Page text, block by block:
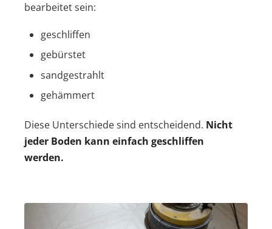
bearbeitet sein:
geschliffen
gebürstet
sandgestrahlt
gehämmert
Diese Unterschiede sind entscheidend. Nicht
jeder Boden kann einfach geschliffen
werden.